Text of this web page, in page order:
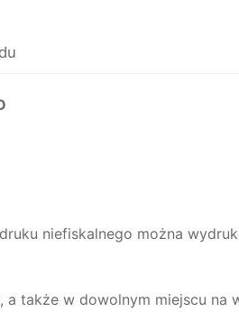
niefiskalnego można
także w dowolnym miejscu